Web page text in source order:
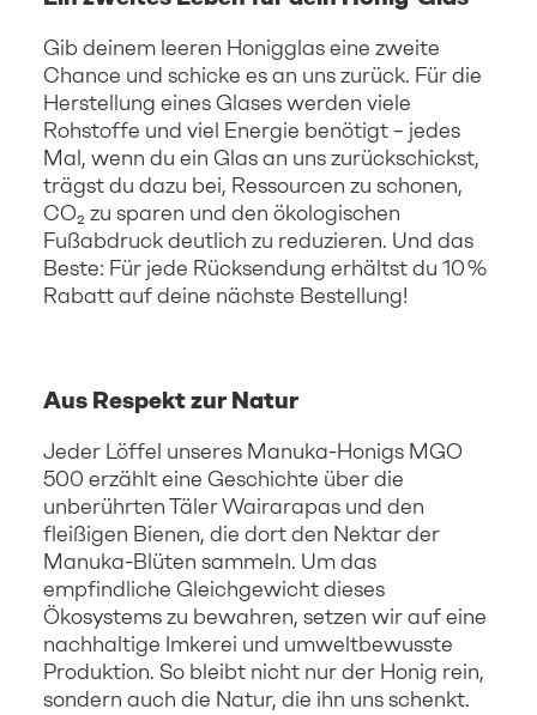
Gib deinem leeren Honigglas eine zweite
Chance und schicke es an uns zurück. Für die
Herstellung eines Glases werden viele
Rohstoffe und viel Energie benötigt – jedes
Mal, wenn du ein Glas an uns zurückschickst,
trägst du dazu bei, Ressourcen zu schonen,
CO₂ zu sparen und den ökologischen
Fußabdruck deutlich zu reduzieren. Und das
Beste: Für jede Rücksendung erhältst du 10 %
Rabatt auf deine nächste Bestellung!
Aus Respekt zur Natur
Jeder Löffel unseres Manuka-Honigs MGO
500 erzählt eine Geschichte über die
unberührten Täler Wairarapas und den
fleißigen Bienen, die dort den Nektar der
Manuka-Blüten sammeln. Um das
empfindliche Gleichgewicht dieses
Ökosystems zu bewahren, setzen wir auf eine
nachhaltige Imkerei und umweltbewusste
Produktion. So bleibt nicht nur der Honig rein,
sondern auch die Natur, die ihn uns schenkt.